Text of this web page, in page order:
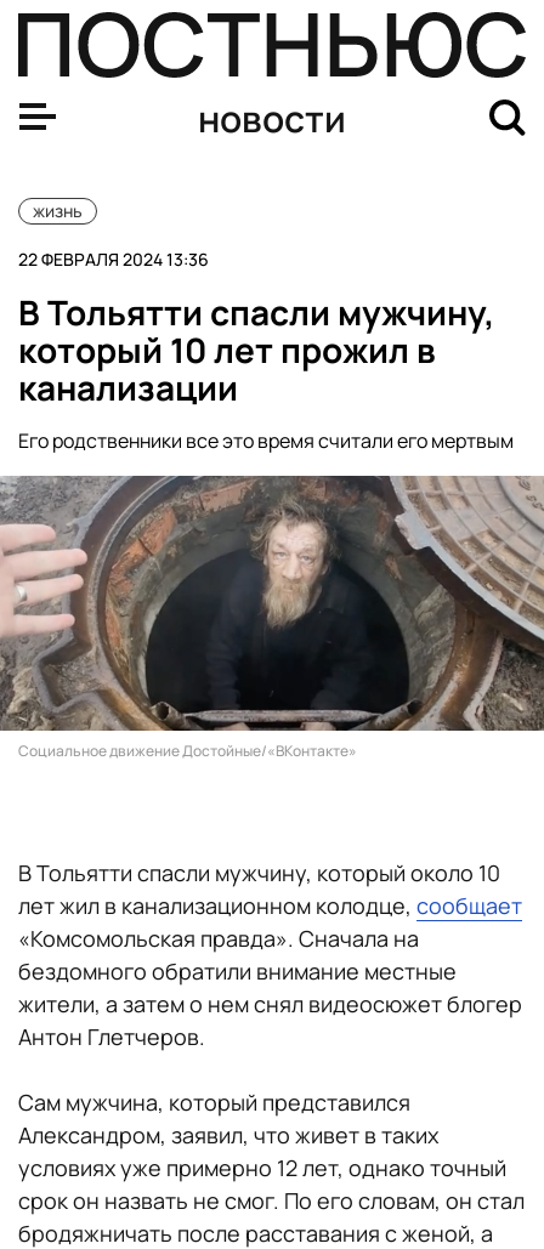
новости
жизнь
22 ФЕВРАЛЯ 2024 13:36
В Тольятти спасли мужчину,
который 10 лет прожил в
канализации
Его родственники все это время считали его мертвым
Социальное движение Достойныe/«ВКонтакте»
В Тольятти спасли мужчину, который около 10
лет жил в канализационном колодце, сообщает
«Комсомольская правда». Сначала на
бездомного обратили внимание местные
жители, а затем о нем снял видеосюжет блогер
Антон Глетчеров.
Сам мужчина, который представился
Александром, заявил, что живет в таких
условиях уже примерно 12 лет, однако точный
срок он назвать не смог. По его словам, он стал
бродяжничать после расставания с женой, а
В Новосибирской области учительницу заставили